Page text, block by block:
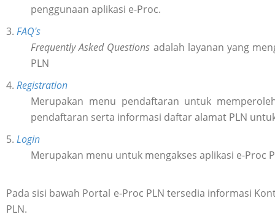
penggunaan aplikasi e-Proc.
3. FAQ's
Frequently Asked Questions adalah layanan yang
PLN
4. Registration
Merupakan menu pendaftaran untuk
pendaftaran serta informasi daftar alamat PLN
5. Login
Merupakan menu untuk mengakses aplikasi e-
Pada sisi bawah Portal e-Proc PLN tersedia informasi
PLN.